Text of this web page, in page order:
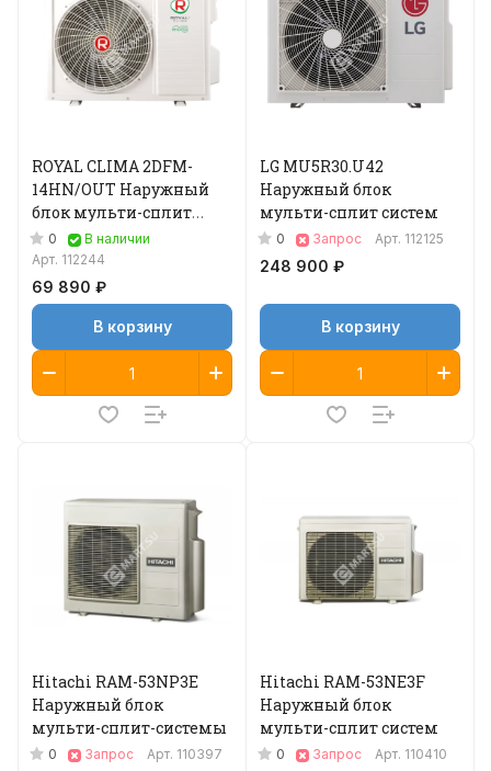
ROYAL CLIMA 2DFM-
14HN/OUT Наружный
блок мульти-сплит
системы
0
В наличии
Арт. 112244
69 890 ₽
В корзину
LG MU5R30.U42
Наружный блок
мульти-сплит систем
0 Запрос Арт. 112125
248 900 ₽
В корзину
Hitachi RAM-53NP3E
Наружный блок
мульти-сплит-системы
0 Запрос Арт. 110397
Hitachi RAM-53NE3F
Наружный блок
мульти-сплит систем
0 Запрос Арт. 110410